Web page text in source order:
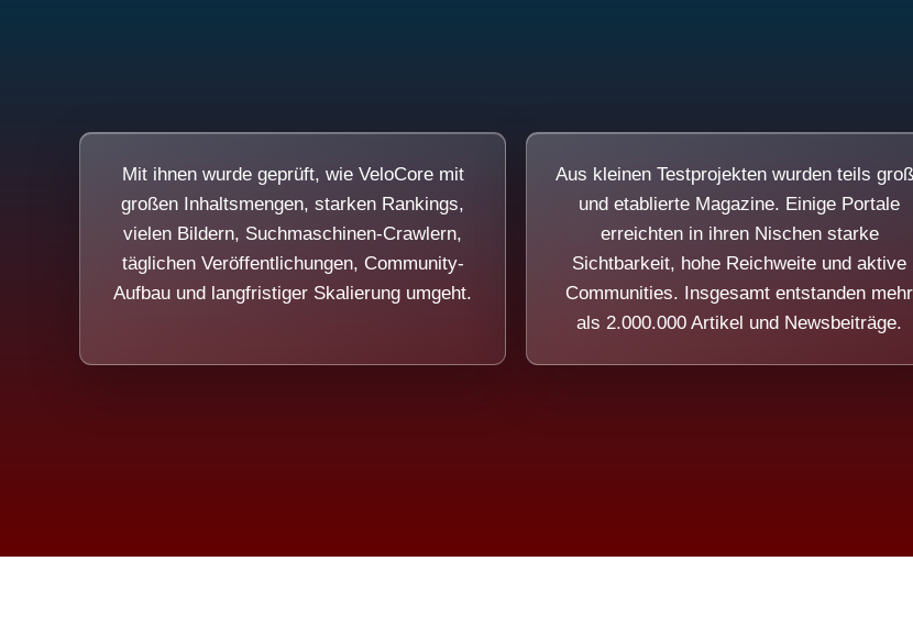
Mit ihnen wurde geprüft, wie VeloCore mit
großen Inhaltsmengen, starken Rankings,
vielen Bildern, Suchmaschinen-Crawlern,
täglichen Veröffentlichungen, Community-
Aufbau und langfristiger Skalierung umgeht.
Aus kleinen Testprojekten wurden teils
und etablierte Magazine. Einige Portale
erreichten in ihren Nischen starke
Sichtbarkeit, hohe Reichweite und aktive
Communities. Insgesamt entstanden mehr
als 2.000.000 Artikel und Newsbeiträge.